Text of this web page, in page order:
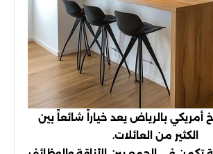
بالرياض يعد خياراً شائعاً بين
الكثير من العائلات.